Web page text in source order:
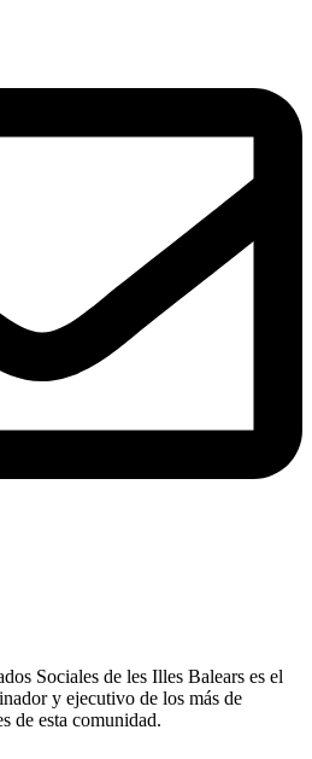
Sociales de les Illes Balears es el
y ejecutivo de los más de
de esta comunidad.